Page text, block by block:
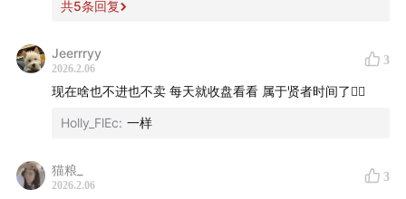
共5条回复
Jeerrryy
2026.2.06
3
现在啥也不进也不卖 每天就收盘看看 属于贤者时间了🤦‍♂️
Holly_FlEc: 一样
猫粮_
2026.2.06
3